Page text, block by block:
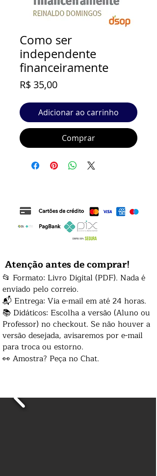
Como ser
independente
financeiramente
R$ 35,00Preço
Adicionar ao carrinho
Comprar
Atenção antes de comprar!
📂 Formato: Livro Digital (PDF). Nada é
enviado pelo correio.
📬 Entrega: Via e-mail em até 24 horas.
📚 Didáticos: Escolha a versão (Aluno ou
Professor) no checkout. Se não houver a
versão desejada, avisaremos por e-mail
para troca ou estorno.
👀 Amostra? Peça no Chat.